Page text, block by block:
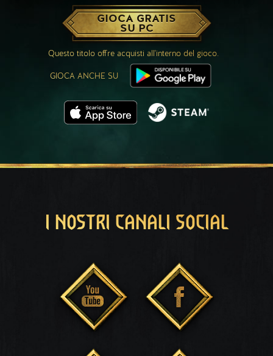
GIOCA GRATIS
SU PC
Questo titolo offre acquisti all'interno del gioco.
GIOCA ANCHE SU
I NOSTRI CANALI SOCIAL